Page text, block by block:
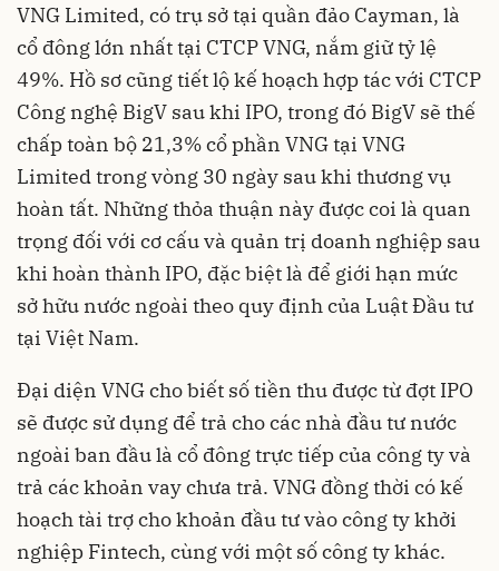
VNG Limited, có trụ sở tại quần đảo Cayman, là
cổ đông lớn nhất tại CTCP VNG, nắm giữ tỷ lệ
49%. Hồ sơ cũng tiết lộ kế hoạch hợp tác với CTCP
Công nghệ BigV sau khi IPO, trong đó BigV sẽ thế
chấp toàn bộ 21,3% cổ phần VNG tại VNG
Limited trong vòng 30 ngày sau khi thương vụ
hoàn tất. Những thỏa thuận này được coi là quan
trọng đối với cơ cấu và quản trị doanh nghiệp sau
khi hoàn thành IPO, đặc biệt là để giới hạn mức
sở hữu nước ngoài theo quy định của Luật Đầu tư
tại Việt Nam.
Đại diện VNG cho biết số tiền thu được từ đợt IPO
sẽ được sử dụng để trả cho các nhà đầu tư nước
ngoài ban đầu là cổ đông trực tiếp của công ty và
trả các khoản vay chưa trả. VNG đồng thời có kế
hoạch tài trợ cho khoản đầu tư vào công ty khởi
nghiệp Fintech, cùng với một số công ty khác.